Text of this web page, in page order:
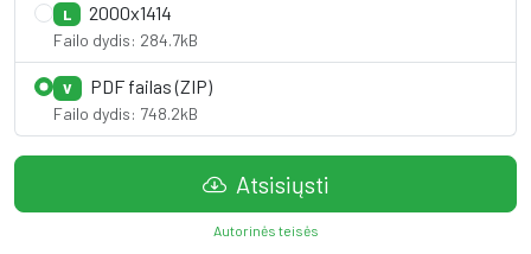
L 2000x1414
Failo dydis: 284.7kB
V PDF failas (ZIP)
Failo dydis: 748.2kB
Atsisiųsti
Autorinės teisės